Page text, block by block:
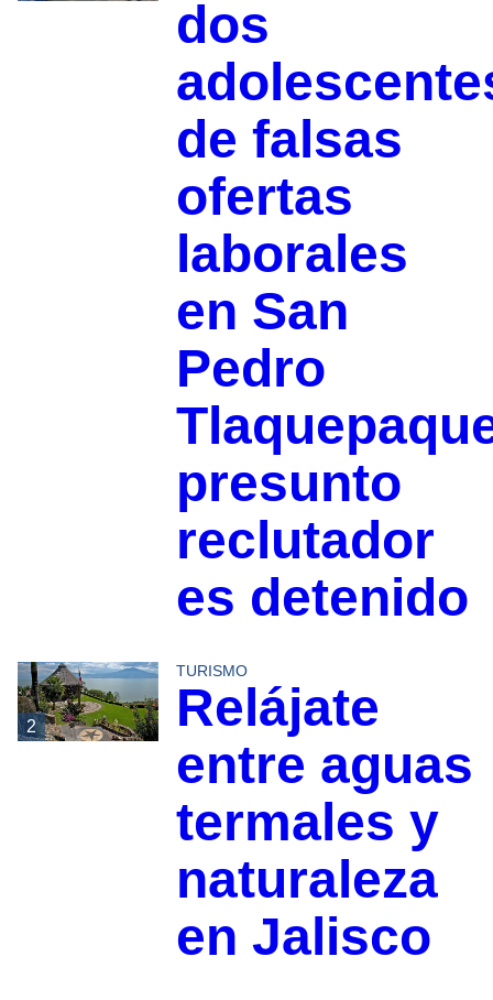
dos
de falsas
ofertas
laborales
en San
Pedro
presunto
reclutador
es detenido
2
TURISMO
Relájate
entre aguas
termales y
naturaleza
en Jalisco